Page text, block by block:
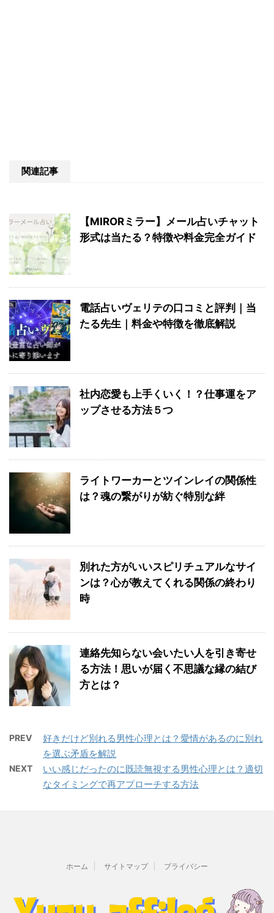
関連記事
【MIRORミラー】メール占いチャット
形式は当たる？特徴や料金完全ガイド
電話占いヴェリテの口コミと評判｜当
たる先生｜料金や特徴を徹底解説
社内恋愛も上手くいく！？仕事運をア
ップさせる方法５つ
ライトワーカーとツインレイの関係性
は？魂の繋がりが紡ぐ特別な絆
別れた方がいいスピリチュアルなサイ
ンは？心が教えてくれる関係の終わり
時
連絡先知らない会いたい人を引き寄せ
る方法！思いが届く不思議な縁の結び
方とは？
PREV
好きだけど別れる男性心理とは？愛情があるのに別れ
を選ぶ矛盾を解説
NEXT
いい感じだったのに既読無視する男性心理とは？適切
なタイミングで再アプローチする方法
ホーム サイトマップ プライバシー